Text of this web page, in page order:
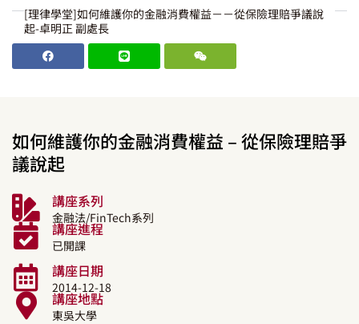
[理律學堂]如何維護你的金融消費權益－－從保險理賠爭議說
起-卓明正 副處長
如何維護你的金融消費權益 – 從保險理賠爭
議說起
講座系列
金融法/FinTech系列
講座進程
已開課
講座日期
2014-12-18
講座地點
東吳大學